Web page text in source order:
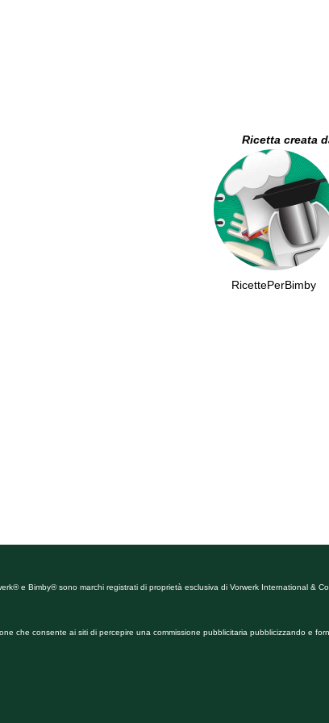
Ricetta creata
RicettePerBimby
e Bimby® sono marchi registrati di proprietà esclusiva di Vorwerk International &
che consente ai siti di percepire una commissione pubblicitaria pubblicizzando e